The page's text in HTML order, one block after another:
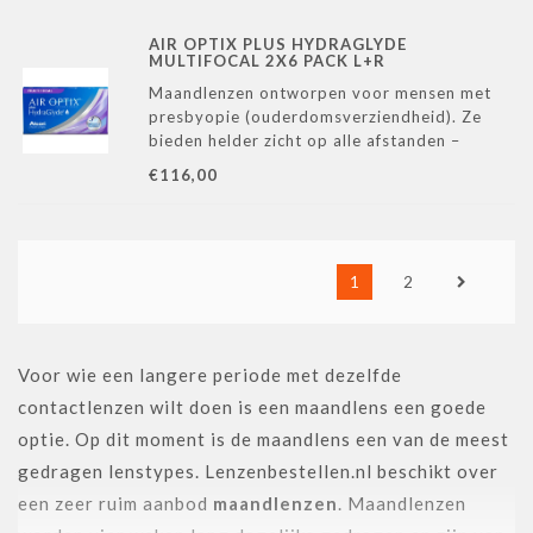
AIR OPTIX PLUS HYDRAGLYDE
MULTIFOCAL 2X6 PACK L+R
Maandlenzen ontworpen voor mensen met
presbyopie (ouderdomsverziendheid). Ze
bieden helder zicht op alle afstanden –
zorgen dankzij de HydraGlyde® Moisture
€116,00
1 2
Voor wie een langere periode met dezelfde
contactlenzen wilt doen is een maandlens een goede
optie. Op dit moment is de maandlens een van de meest
gedragen lenstypes. Lenzenbestellen.nl beschikt over
een zeer ruim aanbod maandlenzen. Maandlenzen